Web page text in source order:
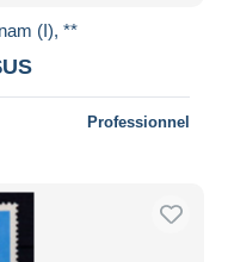
(I), **
Professionnel